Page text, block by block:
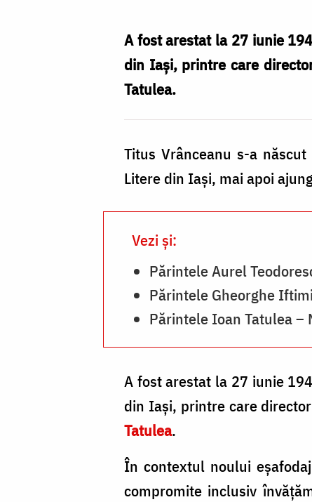
A fost arestat la 27 iunie
din Iași, printre care
Tatulea.
Titus Vrânceanu s-a
Litere din Iași, mai apoi
Vezi și:
Părintele Aurel
Părintele Gheorghe
Părintele Ioan Tatulea
A fost arestat la 27 iunie
din Iași, printre care
Tatulea.
În contextul noului
compromite inclusiv